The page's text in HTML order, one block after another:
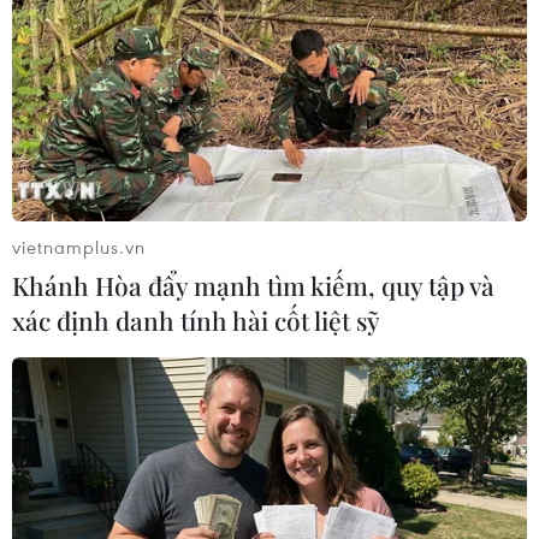
#Dịch covid-19
#hỗ trợ tiêu thụ nông sản
#chốt kiểm dịch
#tiêm vaccine phòng COVID-19
#cấp giấy đi đường
vietnamplus.vn
Khánh Hòa đẩy mạnh tìm kiếm, quy tập và
xác định danh tính hài cốt liệt sỹ